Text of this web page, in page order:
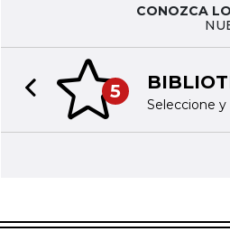
CONOZCA
5
Seleccione
Previous slide